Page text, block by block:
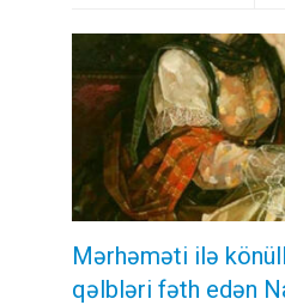
Mərhəməti ilə
qəlbləri fəth edən